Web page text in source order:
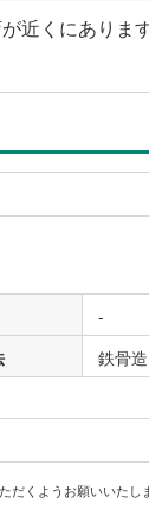
近くにあります
-
鉄骨造
くようお願いいたしま